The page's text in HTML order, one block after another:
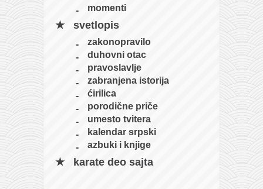
momenti
svetlopis
zakonopravilo
duhovni otac
pravoslavlje
zabranjena istorija
ćirilica
porodične priče
umesto tvitera
kalendar srpski
azbuki i knjige
karate deo sajta